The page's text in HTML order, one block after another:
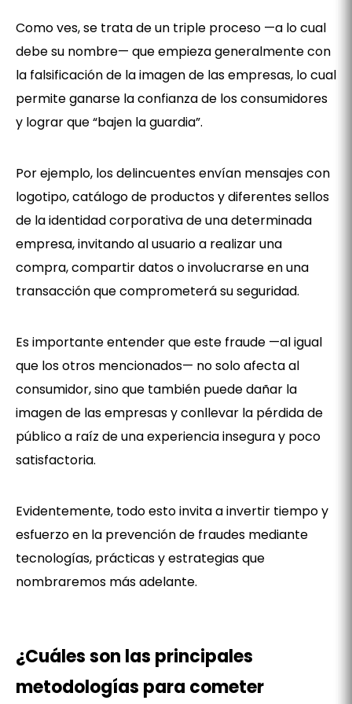
Como ves, se trata de un triple proceso —a lo cual
debe su nombre— que empieza generalmente con
la falsificación de la imagen de las empresas, lo cual
permite ganarse la confianza de los consumidores
y lograr que “bajen la guardia”.
Por ejemplo, los delincuentes envían mensajes con
logotipo, catálogo de productos y diferentes sellos
de la identidad corporativa de una determinada
empresa, invitando al usuario a realizar una
compra, compartir datos o involucrarse en una
transacción que comprometerá su seguridad.
Es importante entender que este fraude —al igual
que los otros mencionados— no solo afecta al
consumidor, sino que también puede dañar la
imagen de las empresas y conllevar la pérdida de
público a raíz de una experiencia insegura y poco
satisfactoria.
Evidentemente, todo esto invita a invertir tiempo y
esfuerzo en la prevención de fraudes mediante
tecnologías, prácticas y estrategias que
nombraremos más adelante.
¿Cuáles son las principales
metodologías para cometer